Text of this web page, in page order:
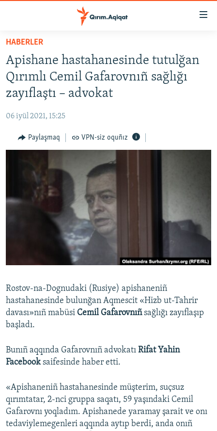
Esas
qaytmaq
Baş
navigatsiyağa
qaytmaq
Qıdıruvğa
qaytmaq
HABERLER
SİYASET
İQTİSADİYAT
MEDENİYET
İNSAN AQLARI
BLOGLAR
RFE/RS bütün saytları
HABERLER
Apishane hastahanesinde tutulğan
Qırımlı Cemil Gafarovnıñ sağlığı
zayıflaştı – advokat
06 iyül 2021, 15:25
Paylaşmaq VPN-siz oquñız
Rostov-na-Dognudaki (Rusiye) apishaneniñ
hastahanesinde bulunğan Aqmescit «Hizb ut-Tahrir
davası»nıñ mabüsi Cemil Gafarovnıñsağlığı zayıflaşıp
başladı.
Bunıñ aqqında Gafarovnıñ advokatı Rifat Yahin
Facebooksaifesinde haber etti.
«Apishaneniñ hastahanesinde müşterim, suçsuz
qırımtatar, 2-nci gruppa saqatı, 59 yaşındaki Cemil
Gafarovnı yoqladım. Apishanede yaramay şarait ve onı
tedaviylemegenleri aqqında aytıp berdi, anda onıñ